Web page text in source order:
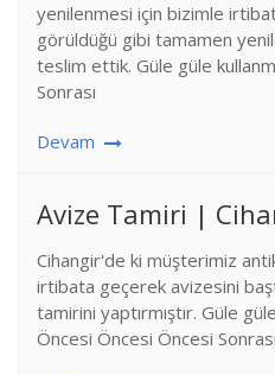
yenilenmesi için bizimle
görüldüğü gibi tamamen
teslim ettik. Güle güle
Sonrası
Devam
Avize Tamiri |
Cihangir'de ki müşterimiz
irtibata geçerek avizesini
tamirini yaptırmıştır. Güle
Öncesi Öncesi Öncesi Sonrası